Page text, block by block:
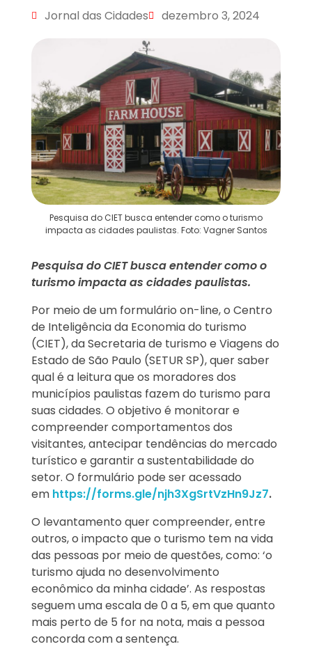
Jornal das Cidades dezembro 3, 2024
Pesquisa do CIET busca entender como o turismo
impacta as cidades paulistas. Foto: Vagner Santos
Pesquisa do CIET busca entender como o
turismo impacta as cidades paulistas.
Por meio de um formulário on-line, o Centro
de Inteligência da Economia do turismo
(CIET), da Secretaria de turismo e Viagens do
Estado de São Paulo (SETUR SP), quer saber
qual é a leitura que os moradores dos
municípios paulistas fazem do turismo para
suas cidades. O objetivo é monitorar e
compreender comportamentos dos
visitantes, antecipar tendências do mercado
turístico e garantir a sustentabilidade do
setor. O formulário pode ser acessado
em https://forms.gle/njh3XgSrtVzHn9Jz7.
O levantamento quer compreender, entre
outros, o impacto que o turismo tem na vida
das pessoas por meio de questões, como: ‘o
turismo ajuda no desenvolvimento
econômico da minha cidade’. As respostas
seguem uma escala de 0 a 5, em que quanto
mais perto de 5 for na nota, mais a pessoa
concorda com a sentença.